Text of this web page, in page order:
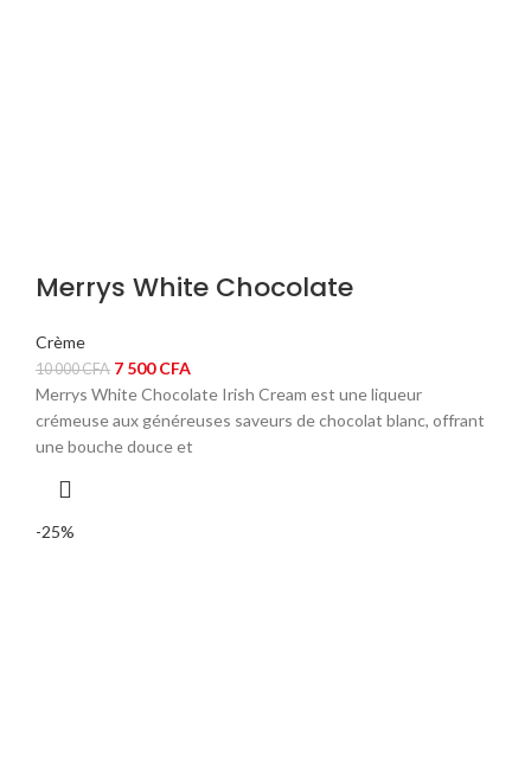
Merrys White Chocolate
Crème
10 000CFA Le
prix
initial
était :
7 500CFALe
prix
actuel
est :
Merrys White Chocolate Irish Cream est une liqueur
crémeuse aux généreuses saveurs de chocolat blanc, offrant
une bouche douce et
-25%